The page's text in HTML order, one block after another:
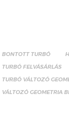
BONTOTT TURBÓ
TURBÓ FELVÁSÁRLÁS
TURBÓ VÁLTOZÓ
VÁLTOZÓ GEOMETRIA